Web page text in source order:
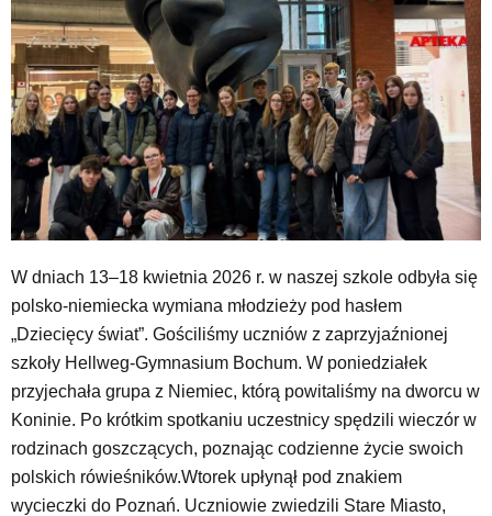
W dniach 13–18 kwietnia 2026 r. w naszej szkole odbyła się
polsko-niemiecka wymiana młodzieży pod hasłem
„Dziecięcy świat”. Gościliśmy uczniów z zaprzyjaźnionej
szkoły Hellweg-Gymnasium Bochum. W poniedziałek
przyjechała grupa z Niemiec, którą powitaliśmy na dworcu w
Koninie. Po krótkim spotkaniu uczestnicy spędzili wieczór w
rodzinach goszczących, poznając codzienne życie swoich
polskich rówieśników.Wtorek upłynął pod znakiem
wycieczki do Poznań. Uczniowie zwiedzili Stare Miasto,